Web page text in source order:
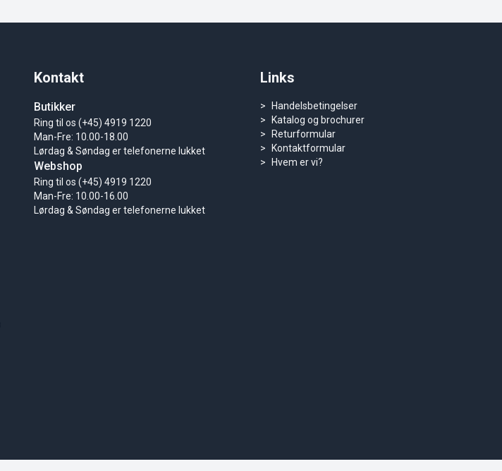
Kontakt
Butikker
Ring til os (+45) 4919 1220
Man-Fre: 10.00-18.00
Lørdag & Søndag er telefonerne lukket
Webshop
Ring til os (+45) 4919 1220
Man-Fre: 10.00-16.00
Lørdag & Søndag er telefonerne lukket
Links
Handelsbetingelser
Katalog og brochurer
Returformular
Kontaktformular
Hvem er vi?